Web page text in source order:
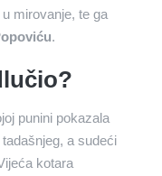
mirovanje, te ga
.
punini pokazala
a sudeći
kotara